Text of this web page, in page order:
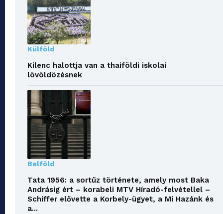
Külföld
Kilenc halottja van a thaiföldi iskolai
lövöldözésnek
Belföld
Tata 1956: a sortűz története, amely most Baka
Andrásig ért – korabeli MTV Híradó-felvétellel –
Schiffer elővette a Korbely-ügyet, a Mi Hazánk és
a...